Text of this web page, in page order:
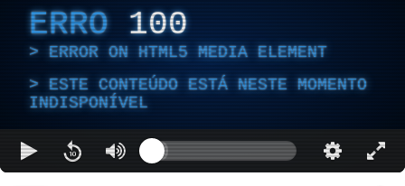
ERRO 100
ERROR ON HTML5 MEDIA ELEMENT
ESTE CONTEÚDO ESTÁ NESTE MOMENTO
INDISPONÍVEL